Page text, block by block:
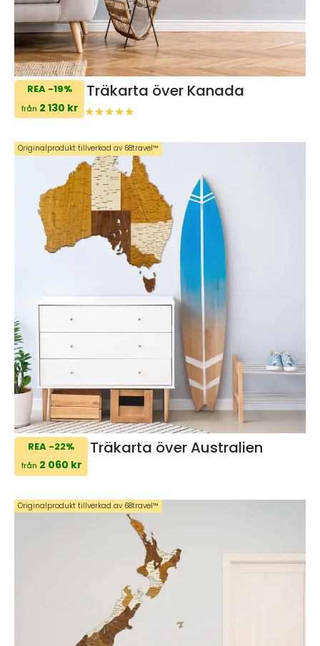
REA -19%
från 2 130 kr
Träkarta över Kanada
REA -22%
från 2 060 kr
Träkarta över Australien
Originalprodukt tillverkad av 68travel™️
Originalprodukt tillverkad av 68travel™️